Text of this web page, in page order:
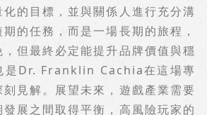
的目標，並與關係人進行充分溝
的任務，而是一場長期的旅程，
但最終必定能提升品牌價值與穩
是Dr. Franklin Cachia在這場專
見解。展望未來，遊戲產業需要
展之間取得平衡，高風險玩家的